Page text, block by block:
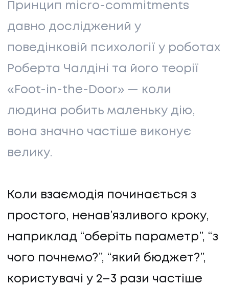
Принцип micro-commitments
давно досліджений у
поведінковій психології у роботах
Роберта Чалдіні та його теорії
«Foot-in-the-Door» — коли
людина робить маленьку дію,
вона значно частіше виконує
велику.
Коли взаємодія починається з
простого, ненав’язливого кроку,
наприклад “оберіть параметр”, “з
чого почнемо?”, “який бюджет?”,
користувачі у 2–3 рази частіше